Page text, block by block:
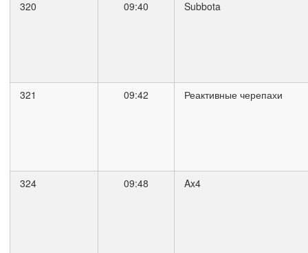
320 09:40 Subbota
321 09:42 Реактивные черепахи
324 09:48 Ax4